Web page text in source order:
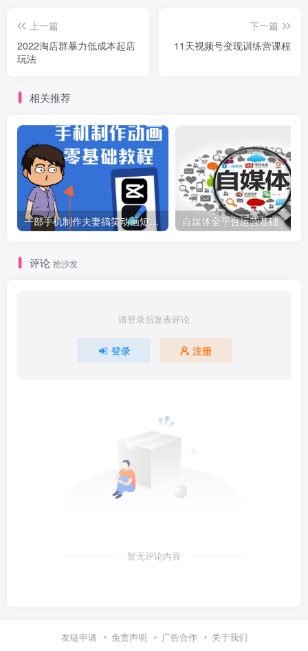
上一篇
2022淘店群暴力低成本起店
玩法
下一篇
11天视频号变现训练营课程
相关推荐
一部手机制作夫妻搞笑动画短视频教程，零基础也能快速上手 自媒体全平台运营基础
评论 抢沙发
请登录后发表评论
登录 注册
暂无评论内容
友链申请 免责声明 广告合作 关于我们